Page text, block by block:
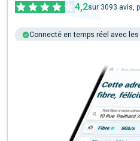
4,2sur 3093 avis,
Connecté en temps réel avec